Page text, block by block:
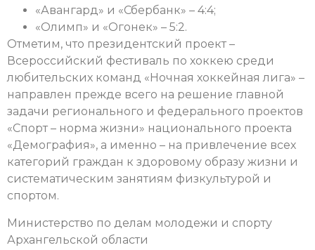
«Авангард» и «Сбербанк» – 4:4;
«Олимп» и «Огонек» – 5:2.
Отметим, что президентский проект –
Всероссийский фестиваль по хоккею среди
любительских команд «Ночная хоккейная лига» –
направлен прежде всего на решение главной
задачи регионального и федерального проектов
«Спорт – норма жизни» национального проекта
«Демография», а именно – на привлечение всех
категорий граждан к здоровому образу жизни и
систематическим занятиям физкультурой и
спортом.
Министерство по делам молодежи и спорту
Архангельской области